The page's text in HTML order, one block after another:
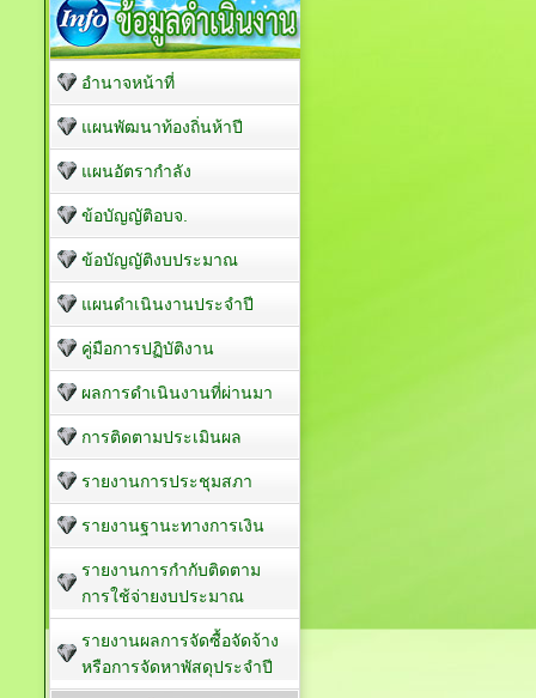
อำนาจหน้าที่
แผนพัฒนาท้องถิ่นห้าปี
แผนอัตรากำลัง
ข้อบัญญัติอบจ.
ข้อบัญญัติงบประมาณ
แผนดำเนินงานประจำปี
คู่มือการปฏิบัติงาน
ผลการดำเนินงานที่ผ่านมา
การติดตามประเมินผล
รายงานการประชุมสภา
รายงานฐานะทางการเงิน
รายงานการกำกับติดตาม
การใช้จ่ายงบประมาณ
รายงานผลการจัดซื้อจัดจ้าง
หรือการจัดหาพัสดุประจำปี